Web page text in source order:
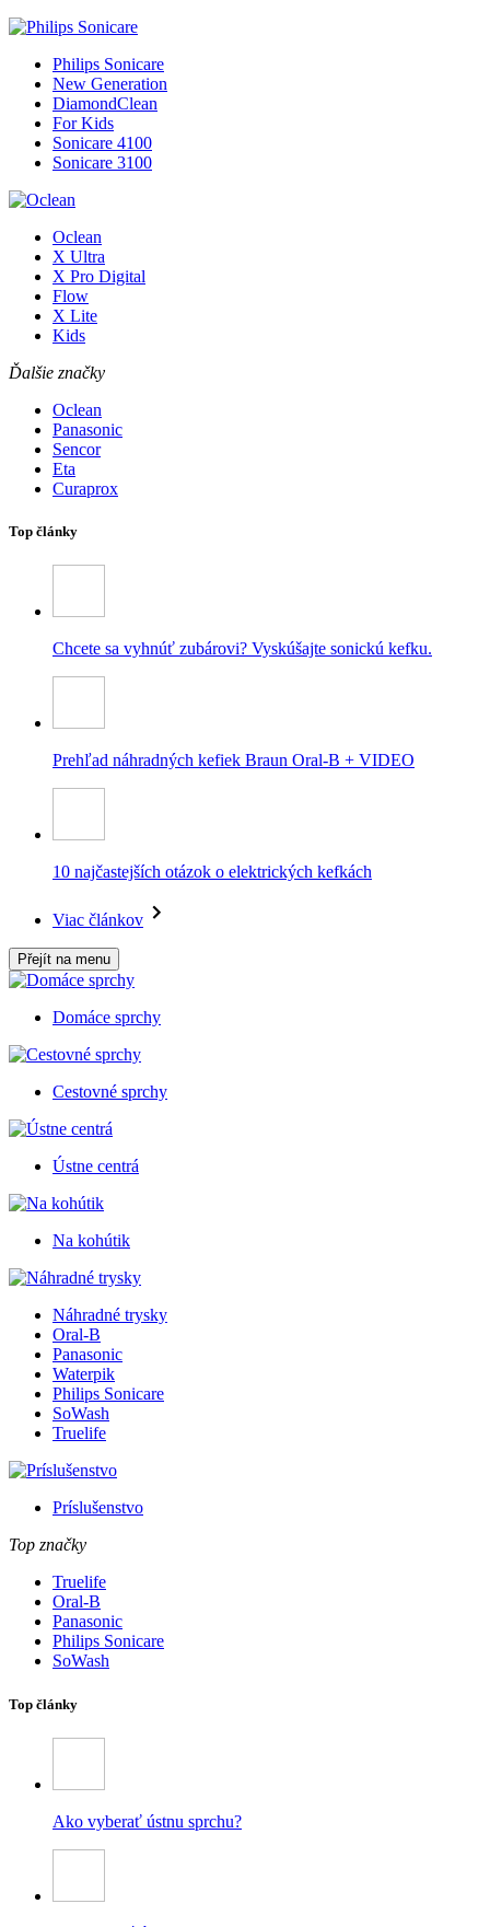
Philips Sonicare
New Generation
DiamondClean
For Kids
Sonicare 4100
Sonicare 3100
Oclean
X Ultra
X Pro Digital
Flow
X Lite
Kids
Ďalšie značky
Oclean
Panasonic
Sencor
Eta
Curaprox
Top články
Chcete sa vyhnúť zubárovi? Vyskúšajte sonickú kefku.
Prehľad náhradných kefiek Braun Oral-B + VIDEO
10 najčastejších otázok o elektrických kefkách
Viac článkov
Přejít na menu
Domáce sprchy
Cestovné sprchy
Ústne centrá
Na kohútik
Náhradné trysky
Oral-B
Panasonic
Waterpik
Philips Sonicare
SoWash
Truelife
Príslušenstvo
Top značky
Truelife
Oral-B
Panasonic
Philips Sonicare
SoWash
Top články
Ako vyberať ústnu sprchu?